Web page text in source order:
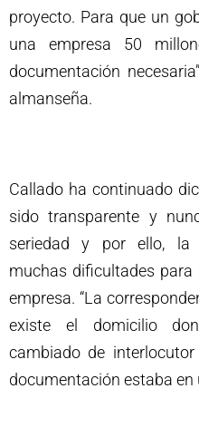
proyecto. Para que un
una empresa 50
documentación
almanseña.
Callado ha continuado
sido transparente y
seriedad y por ello, la
muchas dificultades
empresa. “La
existe el domicilio
cambiado de
documentación estaba en